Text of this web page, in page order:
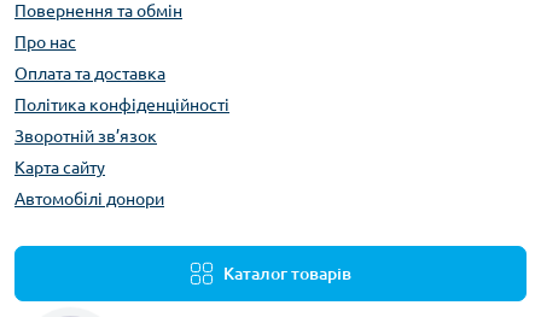
Повернення та обмін
Про нас
Оплата та доставка
Політика конфіденційності
Зворотній зв’язок
Карта сайту
Автомобілі донори
Каталог товарів